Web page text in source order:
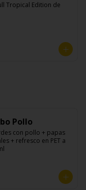
Tropical Edition de
Pollo
con pollo + papas
+ refresco en PET a